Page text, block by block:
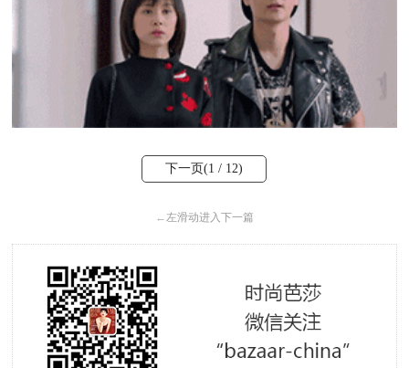
下一页(1 / 12)
← 左滑动进入下一篇